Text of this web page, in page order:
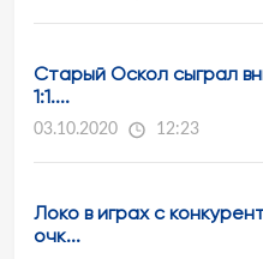
Старый Оскол сыграл
1:1....
03.10.2020 12:23
Локо в играх с
очк...